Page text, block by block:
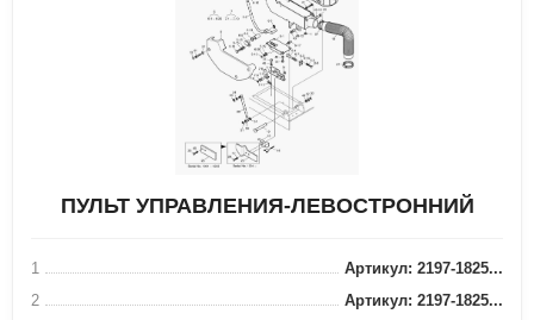
ПУЛЬТ УПРАВЛЕНИЯ-ЛЕВОСТРОННИЙ
1
Артикул: 2197-1825...
2
Артикул: 2197-1825...